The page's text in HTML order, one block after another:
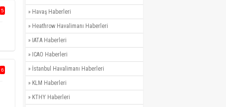
5
6
» Havaş Haberleri
» Heathrow Havalimanı Haberleri
» IATA Haberleri
» ICAO Haberleri
» İstanbul Havalimanı Haberleri
» KLM Haberleri
» KTHY Haberleri